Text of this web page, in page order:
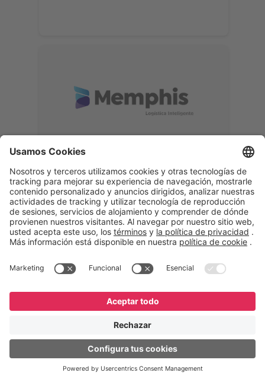
Memphis
Eduardo Ribeiro
CEO
“Con GeneXus desarrollamos una
acompañar todas las etapas de la
verificar, analizar, reacondicionar y
garantizando calidad y reduciendo
costos”.